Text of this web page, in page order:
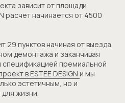
зависит от площади
расчет начинается от 4500
29 пунктов начиная от выезда
демонтажа и заканчивая
спецификацией премиальной
в ESTEE DESIGN и мы
эстетичным, но и
жизни.